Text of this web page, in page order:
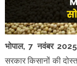
भोपाल, 7 नवंबर 2025
सरकार किसानों की